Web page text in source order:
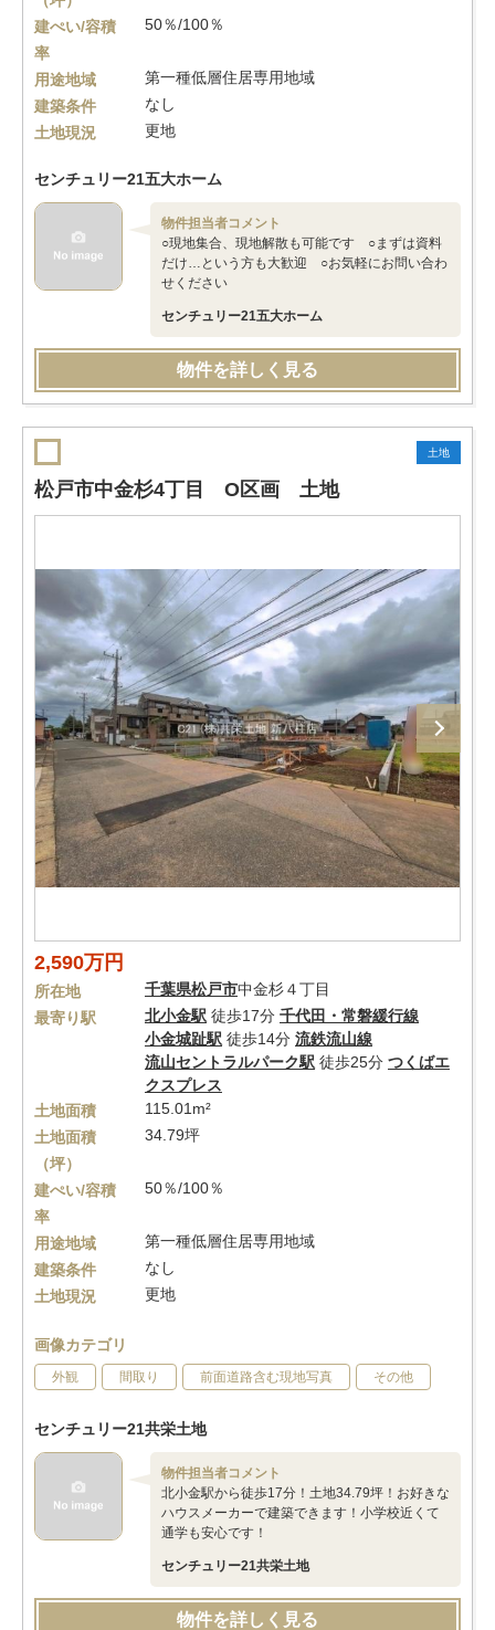
建ぺい/容積
率
50％/100％
用途地域
第一種低層住居専用地域
建築条件
なし
土地現況
更地
センチュリー21五大ホーム
物件担当者コメント
○現地集合、現地解散も可能です ○まずは資料
だけ…という方も大歓迎 ○お気軽にお問い合わ
せください
センチュリー21五大ホーム
物件を詳しく見る
土地
松戸市中金杉4丁目 O区画 土地
2,590万円
所在地 千葉県松戸市中金杉４丁目
最寄り駅
北小金駅 徒歩17分 千代田・常磐緩行線
小金城趾駅 徒歩14分 流鉄流山線
流山セントラルパーク駅 徒歩25分 つくばエ
クスプレス
土地面積
115.01m²
土地面積
（坪）
34.79坪
建ぺい/容積
率
50％/100％
用途地域
第一種低層住居専用地域
建築条件
なし
土地現況
更地
画像カテゴリ
外観 間取り 前面道路含む現地写真 その他
センチュリー21共栄土地
物件担当者コメント
北小金駅から徒歩17分！土地34.79坪！お好きな
ハウスメーカーで建築できます！小学校近くて
通学も安心です！
センチュリー21共栄土地
物件を詳しく見る